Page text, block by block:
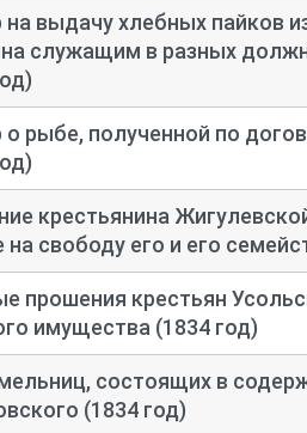
на выдачу хлебных пайков
служащим в разных
о рыбе, полученной по
крестьянина
на свободу его и его
прошения крестьян
имущества (1834 год)
состоящих в
(1834 год)